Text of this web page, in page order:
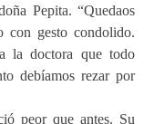
Pepita. “Quedaos
gesto condolido.
la doctora que todo
debíamos rezar por
peor que antes. Su